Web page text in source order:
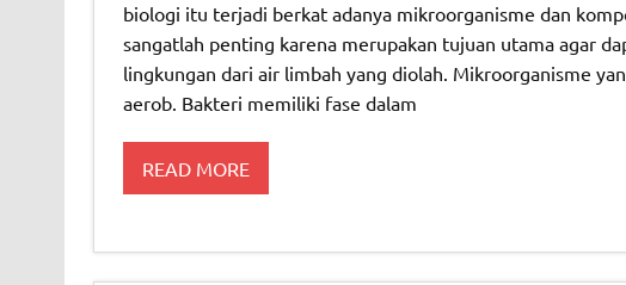
biologi itu terjadi berkat adanya mikroorganisme dan
sangatlah penting karena merupakan tujuan utama agar
lingkungan dari air limbah yang diolah. Mikroorganisme
aerob. Bakteri memiliki fase dalam
READ MORE